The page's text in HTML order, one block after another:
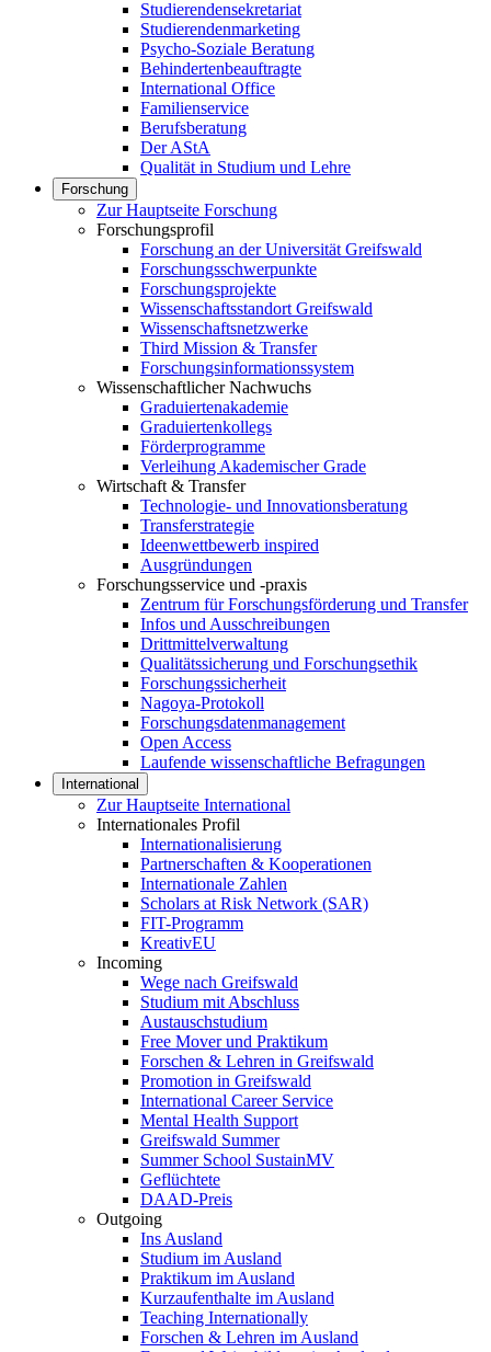
Studierendensekretariat
Studierendenmarketing
Psycho-Soziale Beratung
Behindertenbeauftragte
International Office
Familienservice
Berufsberatung
Der AStA
Qualität in Studium und Lehre
Forschung
Zur Hauptseite Forschung
Forschungsprofil
Forschung an der Universität Greifswald
Forschungsschwerpunkte
Forschungsprojekte
Wissenschaftsstandort Greifswald
Wissenschaftsnetzwerke
Third Mission & Transfer
Forschungsinformationssystem
Wissenschaftlicher Nachwuchs
Graduiertenakademie
Graduiertenkollegs
Förderprogramme
Verleihung Akademischer Grade
Wirtschaft & Transfer
Technologie- und Innovationsberatung
Transferstrategie
Ideenwettbewerb inspired
Ausgründungen
Forschungsservice und -praxis
Zentrum für Forschungsförderung und Transfer
Infos und Ausschreibungen
Drittmittelverwaltung
Qualitätssicherung und Forschungsethik
Forschungssicherheit
Nagoya-Protokoll
Forschungsdatenmanagement
Open Access
Laufende wissenschaftliche Befragungen
International
Zur Hauptseite International
Internationales Profil
Internationalisierung
Partnerschaften & Kooperationen
Internationale Zahlen
Scholars at Risk Network (SAR)
FIT-Programm
KreativEU
Incoming
Wege nach Greifswald
Studium mit Abschluss
Austauschstudium
Free Mover und Praktikum
Forschen & Lehren in Greifswald
Promotion in Greifswald
International Career Service
Mental Health Support
Greifswald Summer
Summer School SustainMV
Geflüchtete
DAAD-Preis
Outgoing
Ins Ausland
Studium im Ausland
Praktikum im Ausland
Kurzaufenthalte im Ausland
Teaching Internationally
Forschen & Lehren im Ausland